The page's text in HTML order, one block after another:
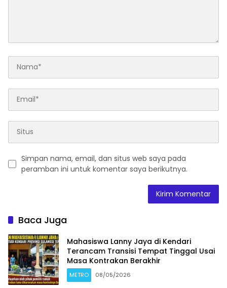
Simpan nama, email, dan situs web saya pada
peramban ini untuk komentar saya berikutnya.
Baca Juga
Mahasiswa Lanny Jaya di Kendari
Terancam Transisi Tempat Tinggal Usai
Masa Kontrakan Berakhir
METRO 08/05/2026